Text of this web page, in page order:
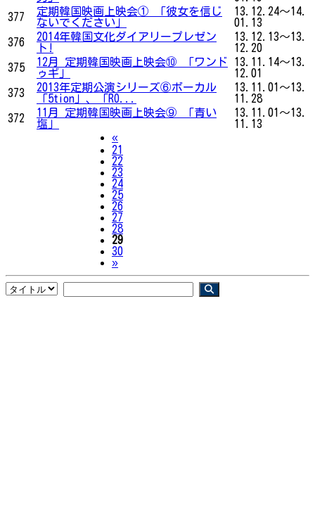
377
定期韓国映画上映会① 「彼女を信じ
ないでください」
13.12.24～14.
01.13
376
2014年韓国文化ダイアリープレゼン
ト!
13.12.13～13.
12.20
375
12月 定期韓国映画上映会⑩ 「ワンド
ゥギ」
13.11.14～13.
12.01
373
2013年定期公演シリーズ⑥ボーカル
「5tion」、「RO...
13.11.01～13.
11.28
372
11月 定期韓国映画上映会⑨ 「青い
塩」
13.11.01～13.
11.13
«Previous
21
22
23
24
25
26
27
28
29
30
»Next